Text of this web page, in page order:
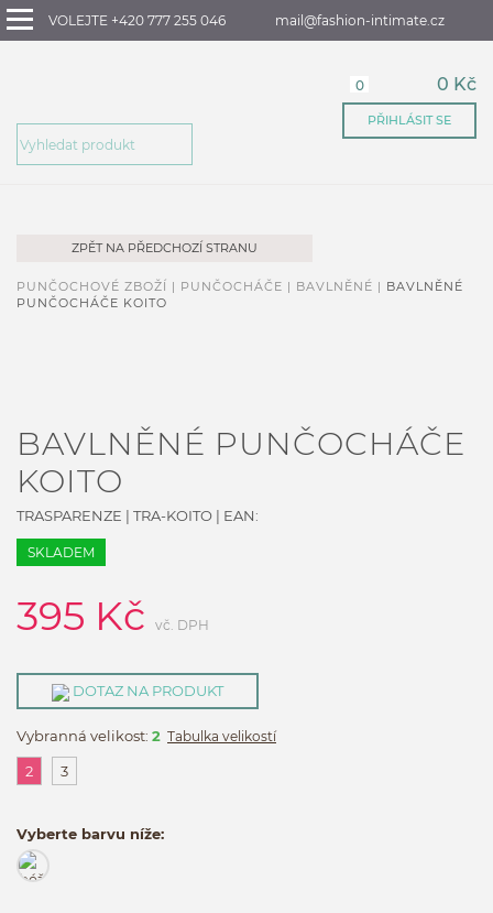
VOLEJTE +420 777 255 046 mail@fashion-intimate.cz
0 0 Kč
PŘIHLÁSIT SE
ZPĚT NA PŘEDCHOZÍ STRANU
PUNČOCHOVÉ ZBOŽÍ | PUNČOCHÁČE | BAVLNĚNÉ | BAVLNĚNÉ
PUNČOCHÁČE KOITO
BAVLNĚNÉ PUNČOCHÁČE
KOITO
TRASPARENZE | TRA-KOITO | EAN:
SKLADEM
395 Kč vč. DPH
DOTAZ NA PRODUKT
Vybranná velikost: 2 Tabulka velikostí
2 3
Vyberte barvu níže: